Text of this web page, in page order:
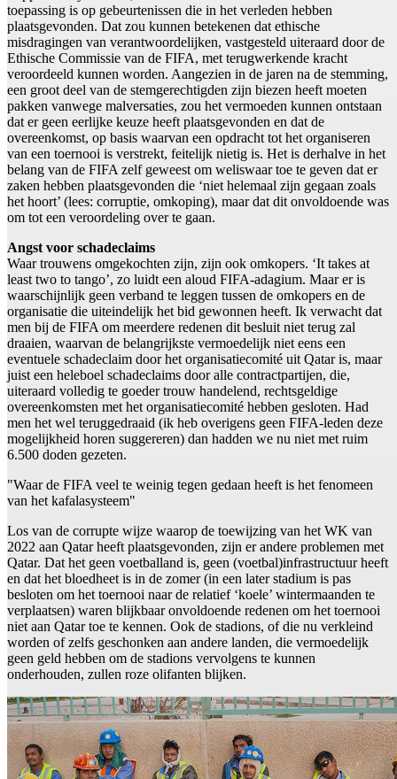
toepassing is op gebeurtenissen die in het verleden hebben
plaatsgevonden. Dat zou kunnen betekenen dat ethische
misdragingen van verantwoordelijken, vastgesteld uiteraard door de
Ethische Commissie van de FIFA, met terugwerkende kracht
veroordeeld kunnen worden. Aangezien in de jaren na de stemming,
een groot deel van de stemgerechtigden zijn biezen heeft moeten
pakken vanwege malversaties, zou het vermoeden kunnen ontstaan
dat er geen eerlijke keuze heeft plaatsgevonden en dat de
overeenkomst, op basis waarvan een opdracht tot het organiseren
van een toernooi is verstrekt, feitelijk nietig is. Het is derhalve in het
belang van de FIFA zelf geweest om weliswaar toe te geven dat er
zaken hebben plaatsgevonden die ‘niet helemaal zijn gegaan zoals
het hoort’ (lees: corruptie, omkoping), maar dat dit onvoldoende was
om tot een veroordeling over te gaan.
Angst voor schadeclaims
Waar trouwens omgekochten zijn, zijn ook omkopers. ‘It takes at
least two to tango’, zo luidt een aloud FIFA-adagium. Maar er is
waarschijnlijk geen verband te leggen tussen de omkopers en de
organisatie die uiteindelijk het bid gewonnen heeft. Ik verwacht dat
men bij de FIFA om meerdere redenen dit besluit niet terug zal
draaien, waarvan de belangrijkste vermoedelijk niet eens een
eventuele schadeclaim door het organisatiecomité uit Qatar is, maar
juist een heleboel schadeclaims door alle contractpartijen, die,
uiteraard volledig te goeder trouw handelend, rechtsgeldige
overeenkomsten met het organisatiecomité hebben gesloten. Had
men het wel teruggedraaid (ik heb overigens geen FIFA-leden deze
mogelijkheid horen suggereren) dan hadden we nu niet met ruim
6.500 doden gezeten.
"Waar de FIFA veel te weinig tegen gedaan heeft is het fenomeen
van het kafalasysteem"
Los van de corrupte wijze waarop de toewijzing van het WK van
2022 aan Qatar heeft plaatsgevonden, zijn er andere problemen met
Qatar. Dat het geen voetballand is, geen (voetbal)infrastructuur heeft
en dat het bloedheet is in de zomer (in een later stadium is pas
besloten om het toernooi naar de relatief ‘koele’ wintermaanden te
verplaatsen) waren blijkbaar onvoldoende redenen om het toernooi
niet aan Qatar toe te kennen. Ook de stadions, of die nu verkleind
worden of zelfs geschonken aan andere landen, die vermoedelijk
geen geld hebben om de stadions vervolgens te kunnen
onderhouden, zullen roze olifanten blijken.